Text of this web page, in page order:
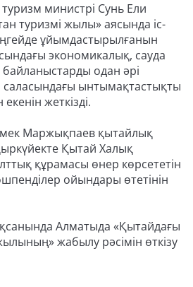
министрі Сунь Ели
туризмі жылы» аясында іс-
ұйымдастырылғанын
экономикалық, сауда
одан әрі
ынтымақтастықты
жеткізді.
Маржықпаев қытайлық
Қытай Халық
құрамасы өнер көрсететін
ойындары өтетінін
Алматыда «Қытайдағы
жабылу рәсімін өткізу